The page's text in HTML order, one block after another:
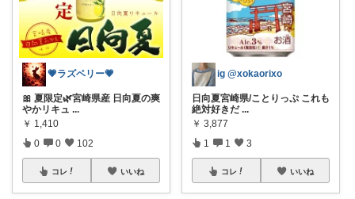
💗ラズベリー💗
🎀 夏限定🌿宮崎県産 日向夏の爽
やかリキュ ...
￥ 1,410
0 0 102
コレ いいね
ig @xokaorixo
日向夏宮崎県/ことりっぷ これも
絶対好きだ ...
￥ 3,877
1 1 3
コレ いいね